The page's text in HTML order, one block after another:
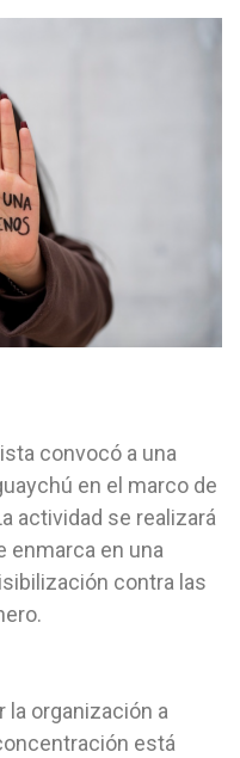
convocó a una
en el marco de
actividad se realizará
enmarca en una
contra las
la organización a
está